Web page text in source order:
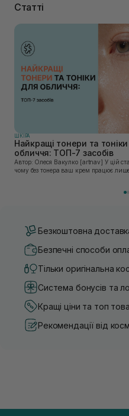
Статті
ШКIРА
Найкращі тонери та
обличчя: ТОП-7 засобів
Автор: Олеся Вакулко [artnav] У цій статті ми пояснимо,
чому без тонера ваш крем працює
Безкоштовна
Безпечні способи
Тільки оригінальна
Система бонусів та
Кращі ціни та топ
Рекомендації від